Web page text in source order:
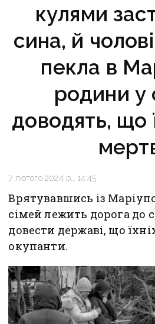
кулями
сина, й
пекла в
родини у
доводять, що
7 лютого 2024 р., 14:45
Врятувавшись із
сімей лежить дорога до
довести державі, що
окупанти.